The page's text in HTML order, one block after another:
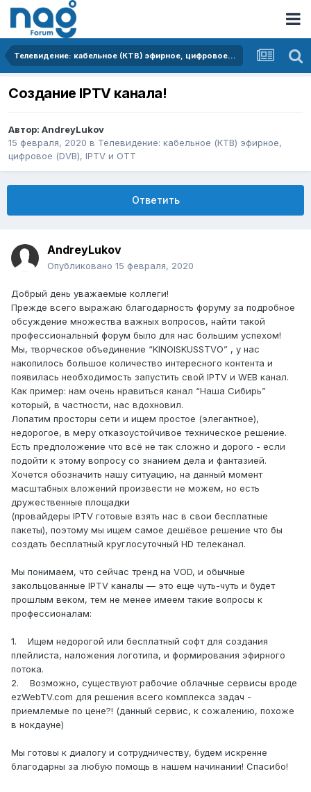
Телевидение: кабельное (КТВ) эфирное, цифровое (DVB), IPTV и OTT
Создание IPTV канала!
Автор: AndreyLukov
15 февраля, 2020 в Телевидение: кабельное (КТВ) эфирное,
цифровое (DVB), IPTV и OTT
Ответить
AndreyLukov
Опубликовано 15 февраля, 2020
Добрый день уважаемые коллеги!
Прежде всего выражаю благодарность форуму за подробное
обсуждение множества важных вопросов, найти такой
профессиональный форум было для нас большим успехом!
Мы, творческое объединение “KINOISKUSSTVO” , у нас
накопилось большое количество интересного контента и
появилась необходимость запустить свой IPTV и WEB канал.
Как пример: нам очень нравиться канал “Наша Сибирь”
который, в частности, нас вдохновил.
Лопатим просторы сети и ищем простое (элегантное),
недорогое, в меру отказоустойчивое техническое решение.
Есть предположение что всё не так сложно и дорого - если
подойти к этому вопросу со знанием дела и фантазией.
Хочется обозначить нашу ситуацию, на данный момент
масштабных вложений произвести не можем, но есть
дружественные площадки
(провайдеры IPTV готовые взять нас в свои бесплатные
пакеты), поэтому мы ищем самое дешёвое решение что бы
создать бесплатный круглосуточный HD телеканал.
Мы понимаем, что сейчас тренд на VOD, и обычные
закольцованные IPTV каналы — это еще чуть-чуть и будет
прошлым веком, тем не менее имеем такие вопросы к
профессионалам:
1. Ищем недорогой или бесплатный софт для создания
плейлиста, наложения логотипа, и формирования эфирного
потока.
2. Возможно, существуют рабочие облачные сервисы вроде
ezWebTV.com для решения всего комплекса задач -
приемлемые по цене?! (данный сервис, к сожалению, похоже
в нокдауне)
Мы готовы к диалогу и сотрудничеству, будем искренне
благодарны за любую помощь в нашем начинании! Спасибо!